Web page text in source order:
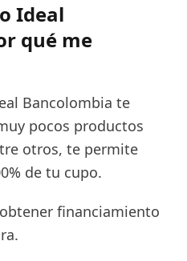
Ideal
qué me
Bancolombia te
pocos productos
otros, te permite
de tu cupo.
financiamiento